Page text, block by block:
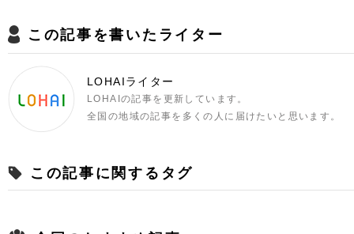
この記事を書いたライター
LOHAIライター
LOHAIの記事を更新しています。
全国の地域の記事を多くの人に届けたいと思います。
この記事に関するタグ